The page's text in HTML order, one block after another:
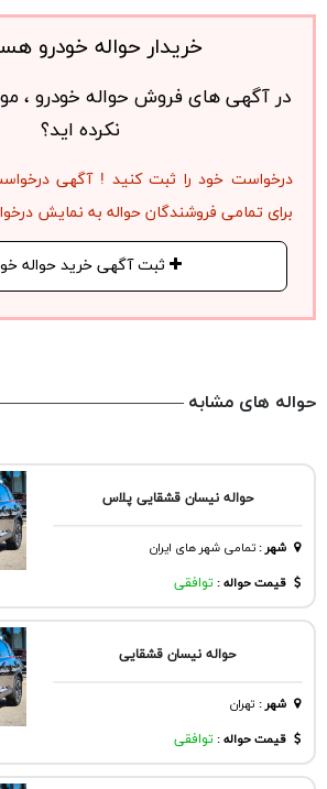
خریدار حواله خودرو
در آگهی های فروش حواله خودرو ،
نکرده اید؟
درخواست خود را ثبت کنید ! آگهی
برای تمامی فروشندگان حواله به نمایش
ثبت آگهی خرید حواله
حواله های مشابه
حواله نیسان قشقایی پلاس
شهر:تمامی شهر های ایران
قیمت حواله : توافقی
حواله نیسان قشقایی
شهر: تهران
قیمت حواله : توافقی